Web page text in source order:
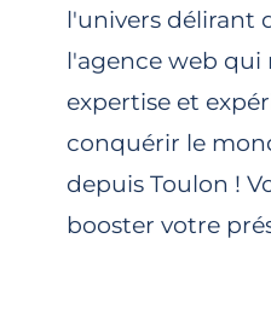
l'univers délirant
l'agence web qui
expertise et
conquérir le
depuis Toulon !
booster votre